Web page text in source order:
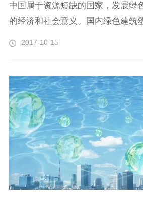
中国属于资源短缺的国家，发展绿
的经济和社会意义。国内绿色建筑
2017-10-15